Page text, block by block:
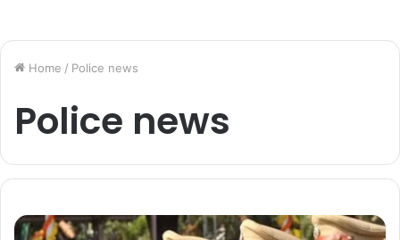
Home / Police news
Police news